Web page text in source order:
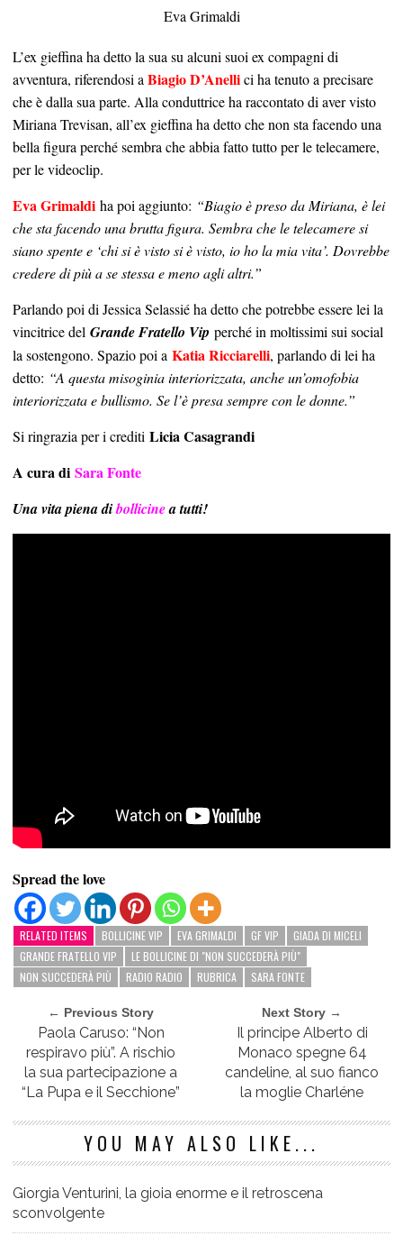
Eva Grimaldi
L’ex gieffina ha detto la sua su alcuni suoi ex compagni di
avventura, riferendosi a Biagio D’Anellici ha tenuto a precisare
che è dalla sua parte. Alla conduttrice ha raccontato di aver visto
Miriana Trevisan, all’ex gieffina ha detto che non sta facendo una
bella figura perché sembra che abbia fatto tutto per le telecamere,
per le videoclip.
Eva Grimaldi ha poi aggiunto: “Biagio è preso da Miriana, è lei
che sta facendo una brutta figura. Sembra che le telecamere si
siano spente e ‘chi si è visto si è visto, io ho la mia vita’. Dovrebbe
credere di più a se stessa e meno agli altri.”
Parlando poi di Jessica Selassié ha detto che potrebbe essere lei la
vincitrice del Grande Fratello Vip perché in moltissimi sui social
la sostengono. Spazio poi a Katia Ricciarelli, parlando di lei ha
detto: “A questa misoginia interiorizzata, anche un’omofobia
interiorizzata e bullismo. Se l’è presa sempre con le donne.”
Si ringrazia per i crediti Licia Casagrandi
A cura di Sara Fonte
Una vita piena dibollicinea tutti!
Spread the love
RELATED ITEMS BOLLICINE VIP EVA GRIMALDI GF VIP
GIADA DI MICELI
GRANDE FRATELLO VIP
LE BOLLICINE DI "NON SUCCEDERÀ PIÙ"
NON SUCCEDERÀ PIÙ
RADIO RADIO RUBRICA SARA FONTE
← Previous Story
Paola Caruso: “Non
respiravo più”. A rischio
la sua partecipazione a
“La Pupa e il Secchione”
Next Story →
Il principe Alberto di
Monaco spegne 64
candeline, al suo fianco
la moglie Charléne
YOU MAY ALSO LIKE...
Giorgia Venturini, la gioia enorme e il retroscena
sconvolgente